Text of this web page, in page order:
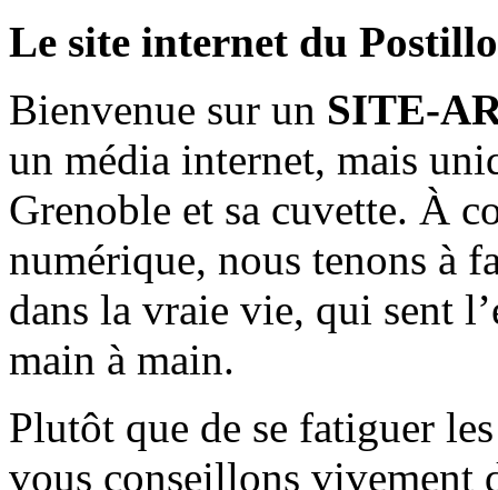
Le site internet du
Bienvenue sur un SITE-
un média internet, mais
Grenoble et sa cuvette. À
numérique, nous tenons à
dans la vraie vie, qui sent
main à main.
Plutôt que de se fatiguer
vous conseillons vivement